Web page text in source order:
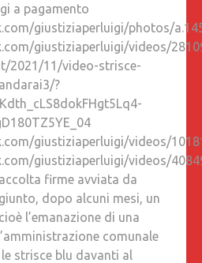
a pagamento
giustiziaperluigi/photos/
giustiziaperluigi/videos/
2021/11/video-strisce-
?
giustiziaperluigi/videos/
giustiziaperluigi/videos/
firme avviata da
dopo alcuni mesi, un
l’emanazione di una
comunale
strisce blu davanti al